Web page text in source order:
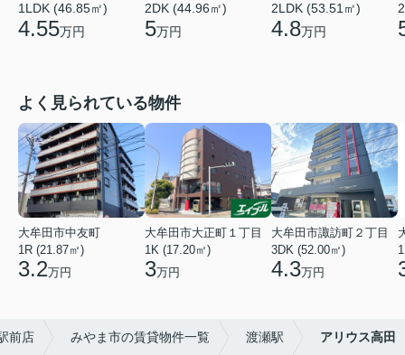
1LDK (46.85㎡)
4.55万円
2DK (44.96㎡)
5万円
2LDK (53.51㎡)
4.8万円
よく見られている物件
大牟田市中友町
1R (21.87㎡)
3.2万円
大牟田市大正町１丁目
1K (17.20㎡)
3万円
大牟田市諏訪町２丁目
3DK (52.00㎡)
4.3万円
前店 みやま市の賃貸物件一覧 渡瀬駅 アリウス高田